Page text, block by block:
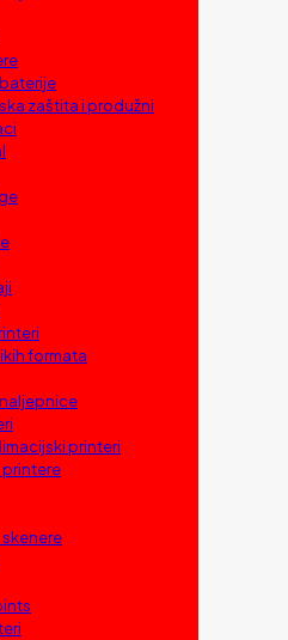
zaštita i produžni
formata
printeri